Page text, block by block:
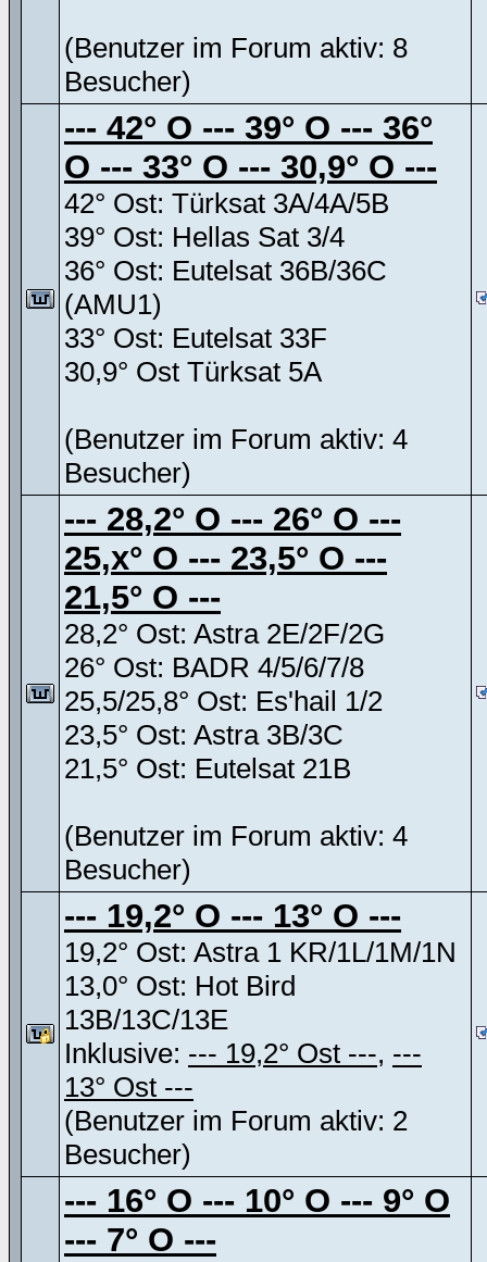
(Benutzer im Forum aktiv: 8
Besucher)
--- 42° O --- 39° O --- 36°
O --- 33° O --- 30,9° O ---
42° Ost: Türksat 3A/4A/5B
39° Ost: Hellas Sat 3/4
36° Ost: Eutelsat 36B/36C
(AMU1)
33° Ost: Eutelsat 33F
30,9° Ost Türksat 5A
(Benutzer im Forum aktiv: 4
Besucher)
--- 28,2° O --- 26° O ---
25,x° O --- 23,5° O ---
21,5° O ---
28,2° Ost: Astra 2E/2F/2G
26° Ost: BADR 4/5/6/7/8
25,5/25,8° Ost: Es'hail 1/2
23,5° Ost: Astra 3B/3C
21,5° Ost: Eutelsat 21B
(Benutzer im Forum aktiv: 4
Besucher)
--- 19,2° O --- 13° O ---
19,2° Ost: Astra 1 KR/1L/1M/1N
13,0° Ost: Hot Bird
13B/13C/13E
Inklusive: --- 19,2° Ost ---, ---
13° Ost ---
(Benutzer im Forum aktiv: 2
Besucher)
--- 16° O --- 10° O --- 9° O
--- 7° O ---